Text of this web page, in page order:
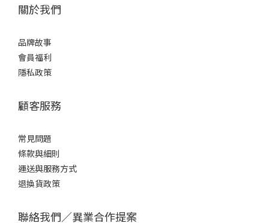
關於我們
品牌故事
會員福利
隱私政策
顧客服務
常見問題
條款與細則
運送與服務方式
退換貨政策
聯絡我們／異業合作提案